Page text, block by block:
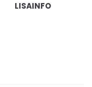
LISAINFO